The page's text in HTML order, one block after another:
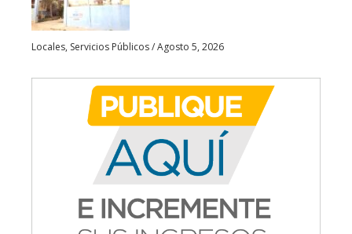
Locales, Servicios Públicos/Agosto 5, 2026